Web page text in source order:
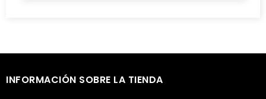
INFORMACIÓN SOBRE LA TIENDA